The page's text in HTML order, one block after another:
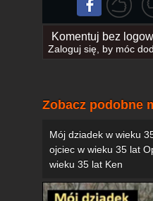
Komentuj bez
Zaloguj się, by móc
Zobacz podobne
Mój dziadek w wieku
ojciec w wieku 35 lat
wieku 35 lat Ken